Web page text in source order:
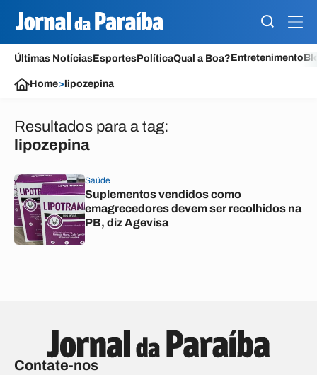
Últimas NotíciasEsportesPolíticaQual a Boa?Entretenimento
Home> lipozepina
Resultados para a tag:
lipozepina
Saúde
Suplementos vendidos como
emagrecedores devem ser recolhidos na
PB, diz Agevisa
Contate-nos